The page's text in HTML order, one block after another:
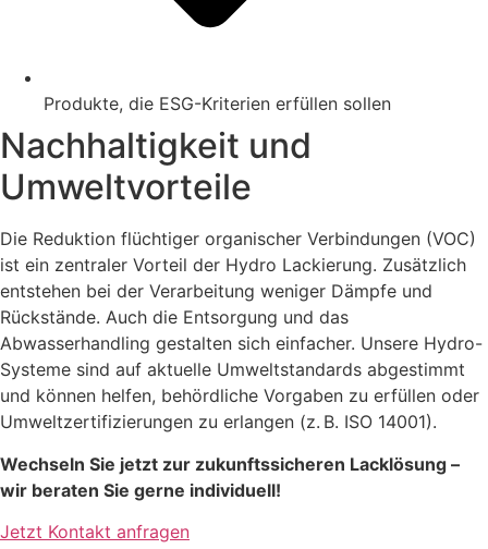
Produkte, die ESG-Kriterien erfüllen sollen
Nachhaltigkeit und
Umweltvorteile
Die Reduktion flüchtiger organischer Verbindungen (VOC)
ist ein zentraler Vorteil der Hydro Lackierung. Zusätzlich
entstehen bei der Verarbeitung weniger Dämpfe und
Rückstände. Auch die Entsorgung und das
Abwasserhandling gestalten sich einfacher. Unsere Hydro-
Systeme sind auf aktuelle Umweltstandards abgestimmt
und können helfen, behördliche Vorgaben zu erfüllen oder
Umweltzertifizierungen zu erlangen (z. B. ISO 14001).
Wechseln Sie jetzt zur zukunftssicheren Lacklösung –
wir beraten Sie gerne individuell!
Jetzt Kontakt anfragen